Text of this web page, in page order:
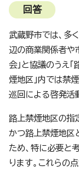
回答
武蔵野市では、多
辺の商業関係者や
会」と協議のうえ「
煙地区」内では禁
巡回による啓発活
路上禁煙地区の指
かつ路上禁煙地区
ため、特に必要と
ります。これらの